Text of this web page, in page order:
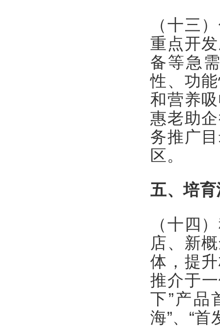
（十三
重点开
备等急
性、功
和营养
惠老助
务推广
区。
五、培
（十四
店、新
体，提
推介于
下”产品
海”、“首